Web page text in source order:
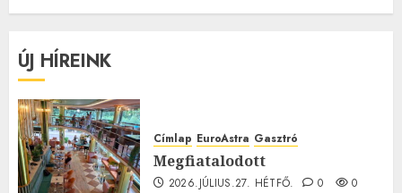
ÚJ HÍREINK
Címlap EuroAstra Gasztró
Megfiatalodott
2026.JÚLIUS.27. HÉTFŐ. 0 0